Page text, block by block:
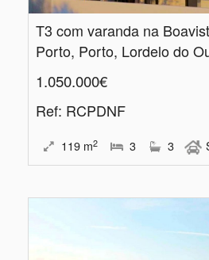
T3 com varanda na
Porto, Porto, Lordelo do
1.050.000€
Ref: RCPDNF
119 m2 3 3